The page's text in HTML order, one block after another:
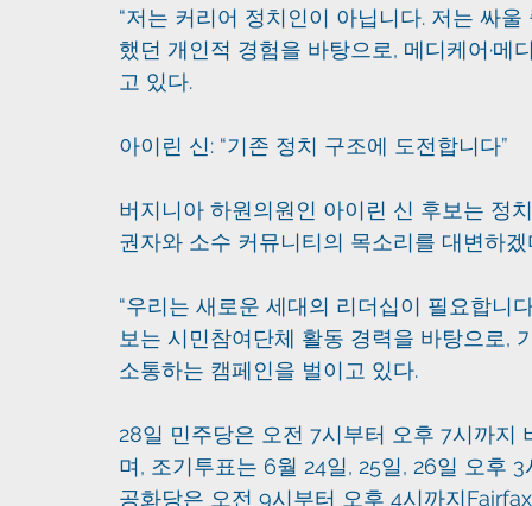
“저는 커리어 정치인이 아닙니다. 저는 싸
했던 개인적 경험을 바탕으로, 메디케어·
고 있다.
아이린 신: “기존 정치 구조에 도전합니다”
버지니아 하원의원인 아이린 신 후보는 정
권자와 소수 커뮤니티의 목소리를 대변하
“우리는 새로운 세대의 리더십이 필요합니
보는 시민참여단체 활동 경력을 바탕으로,
소통하는 캠페인을 벌이고 있다.
28일 민주당은 오전 7시부터 오후 7시까지
며, 조기투표는 6월 24일, 25일, 26일 오후
공화당은 오전 9시부터 오후 4시까지